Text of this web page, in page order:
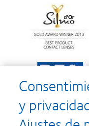
about
Premio
Silmo
mejor
con
MyDay™
Learn
about
2011:
Premios
a
y